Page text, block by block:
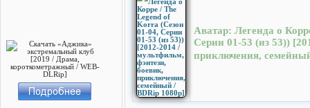
Аватар: Легенда о
Серии 01-53 (из 53))
приключения,